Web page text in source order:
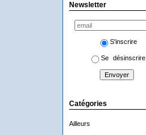
Newsletter
S'inscrire
Se désinscrire
Catégories
Ailleurs